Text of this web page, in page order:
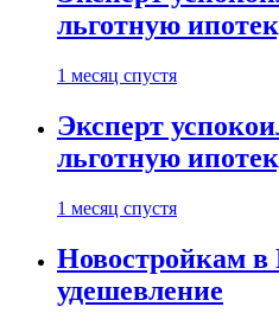
льготную
1 месяц спустя
Эксперт
льготную
1 месяц спустя
Новостройкам в
удешевление